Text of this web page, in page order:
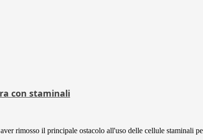
con staminali
rimosso il principale ostacolo all'uso delle cellule staminali